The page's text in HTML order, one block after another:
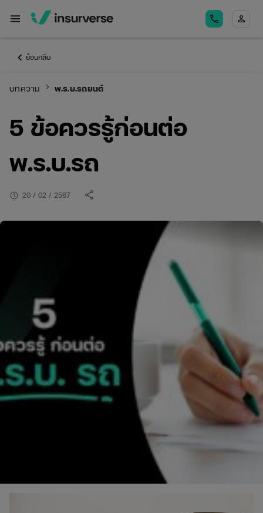
menu call person
keyboard_arrow_left ย้อนกลับ
บทความ keyboard_arrow_right พ.ร.บ.รถยนต์
5 ข้อควรรู้ก่อนต่อ
พ.ร.บ.รถ
schedule 20 / 02 / 2567 share